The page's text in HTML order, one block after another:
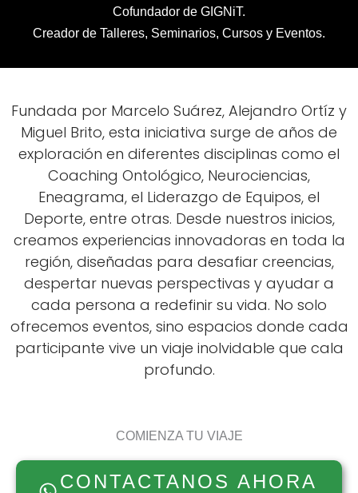
Cofundador de GIGNiT.
Creador de Talleres, Seminarios, Cursos y Eventos.
Fundada por Marcelo Suárez, Alejandro Ortíz y
Miguel Brito, esta iniciativa surge de años de
exploración en diferentes disciplinas como el
Coaching Ontológico, Neurociencias,
Eneagrama, el Liderazgo de Equipos, el
Deporte, entre otras. Desde nuestros inicios,
creamos experiencias innovadoras en toda la
región, diseñadas para desafiar creencias,
despertar nuevas perspectivas y ayudar a
cada persona a redefinir su vida. No solo
ofrecemos eventos, sino espacios donde cada
participante vive un viaje inolvidable que cala
profundo.
COMIENZA TU VIAJE
CONTACTANOS AHORA